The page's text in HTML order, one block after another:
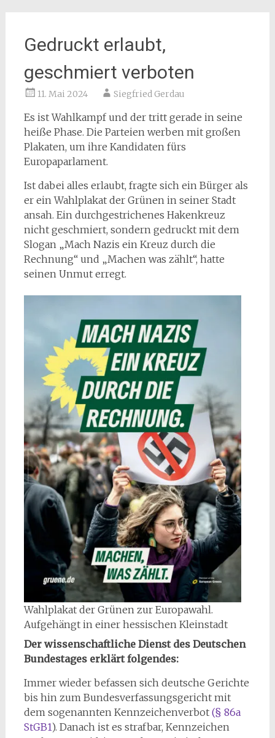
Gedruckt erlaubt,
geschmiert verboten
11. Mai 2024 Siegfried Gerdau
Es ist Wahlkampf und der tritt gerade in seine
heiße Phase. Die Parteien werben mit großen
Plakaten, um ihre Kandidaten fürs
Europaparlament.
Ist dabei alles erlaubt, fragte sich ein Bürger als
er ein Wahlplakat der Grünen in seiner Stadt
ansah. Ein durchgestrichenes Hakenkreuz
nicht geschmiert, sondern gedruckt mit dem
Slogan „Mach Nazis ein Kreuz durch die
Rechnung“ und „Machen was zählt“, hatte
seinen Unmut erregt.
Wahlplakat der Grünen zur Europawahl.
Aufgehängt in einer hessischen Kleinstadt
Der wissenschaftliche Dienst des Deutschen
Bundestages erklärt folgendes:
Immer wieder befassen sich deutsche Gerichte
bis hin zum Bundesverfassungsgericht mit
dem sogenannten Kennzeichenverbot (§ 86a
StGB1). Danach ist es strafbar, Kennzeichen